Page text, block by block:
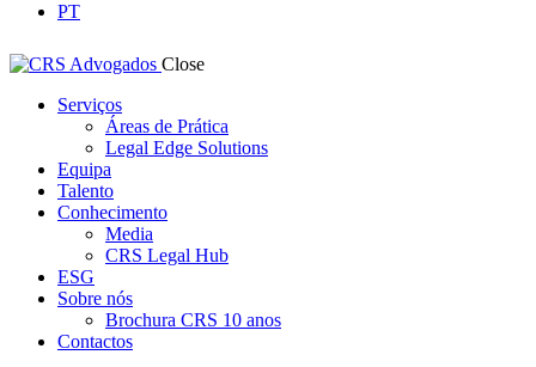
PT
Close
Serviços
Áreas de Prática
Legal Edge Solutions
Equipa
Talento
Conhecimento
Media
CRS Legal Hub
ESG
Sobre nós
Brochura CRS 10 anos
Contactos